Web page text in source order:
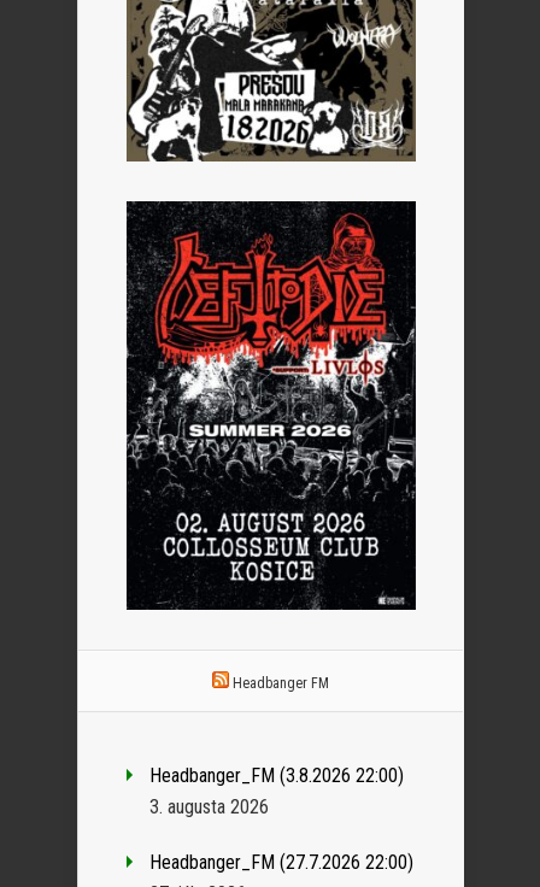
Headbanger FM
Headbanger_FM (3.8.2026 22:00)
3. augusta 2026
Headbanger_FM (27.7.2026 22:00)